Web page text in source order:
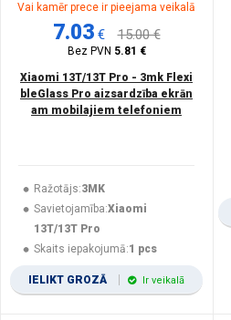
Vai kamēr prece ir pieejama veikalā
7.03 € 15.00 €
Bez PVN 5.81 €
Xiaomi 13T/13T Pro - 3mk Flexi
bleGlass Pro aizsardzība ekrān
am mobilajiem telefoniem
Ražotājs:3MK
Savietojamība:Xiaomi
13T/13T Pro
Skaits iepakojumā:1 pcs
IELIKT GROZĀ Ir veikalā